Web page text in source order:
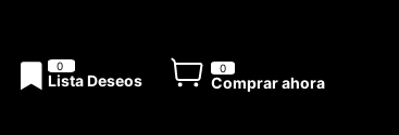
0
Lista Deseos
0
Comprar ahora